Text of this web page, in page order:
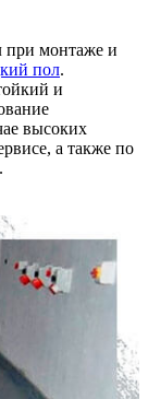
при монтаже и
пол.
и
высоких
а также по